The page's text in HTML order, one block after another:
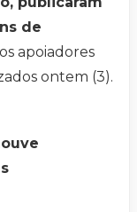
de
apoiadores
ontem (3).